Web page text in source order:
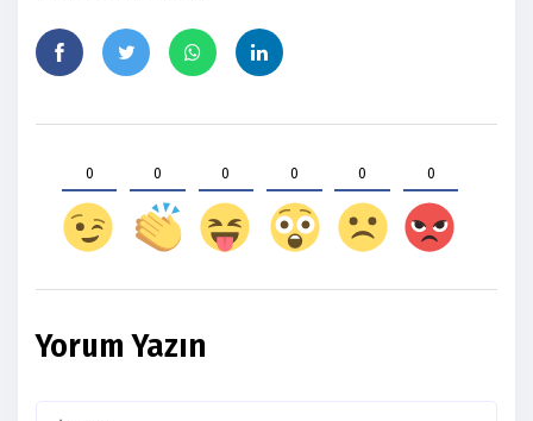
0 0 0 0 0 0
Yorum Yazın